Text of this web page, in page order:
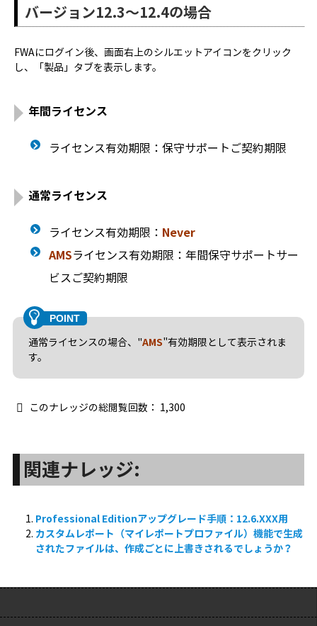
バージョン12.3～12.4の場合
FWAにログイン後、画面右上のシルエットアイコンをクリック
し、「製品」タブを表示します。
年間ライセンス
ライセンス有効期限：保守サポートご契約期限
通常ライセンス
ライセンス有効期限： Never
AMSライセンス有効期限：年間保守サポートサー
ビスご契約期限
通常ライセンスの場合、"AMS"有効期限として表示されま
す。
このナレッジの総閲覧回数： 1,300
関連ナレッジ:
Professional Editionアップグレード手順：12.6.XXX用
カスタムレポート（マイレポートプロファイル）機能で生成
されたファイルは、作成ごとに上書きされるでしょうか？